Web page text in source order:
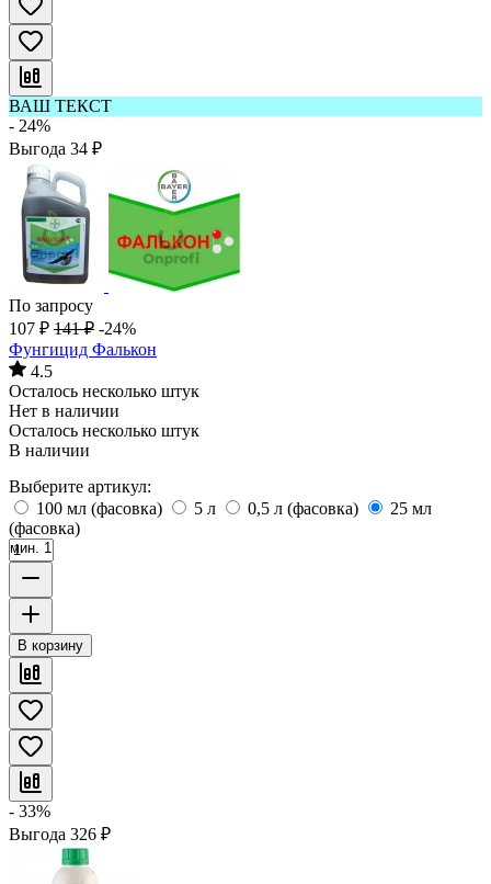
ВАШ ТЕКСТ
- 24%
Выгода 34 ₽
По запросу
107 ₽ 141 ₽ -24%
Фунгицид Фалькон
4.5
Осталось несколько штук
Нет в наличии
Осталось несколько штук
В наличии
Выберите артикул:
100 мл (фасовка)
5 л 0,5 л (фасовка)
25 мл
(фасовка)
мин. 1
В корзину
- 33%
Выгода 326 ₽